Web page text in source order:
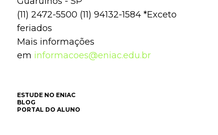
(11) 2472-5500 (11) 94132-1584 *Exceto
feriados
Mais informações
em informacoes@eniac.edu.br
ESTUDE NO ENIAC
BLOG
PORTAL DO ALUNO